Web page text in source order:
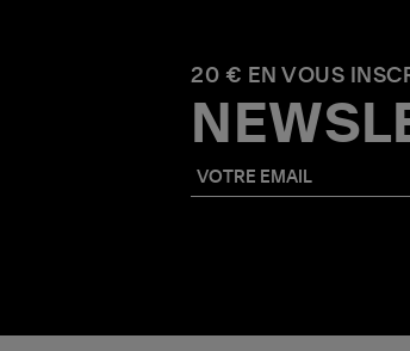
20 € EN VOUS